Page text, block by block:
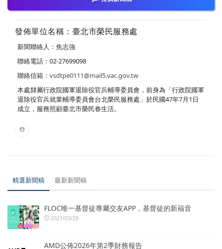
發佈單位名稱：臺北市榮民服務處
新聞聯絡人：焦志強
聯絡電話：02-27699098
聯絡信箱： vsdtpe0111@mail5.vac.gov.tw
本處隸屬行政院國軍退除役官兵輔導委員會，前身為「行政院國軍
退除役官兵就業輔導委員會台北榮民服務處」於民國47年7月1日
成立，服務照顧臺北市榮民眷生活。
精選新聞稿 最新新聞稿
FLOC唯一基督徒專屬交友APP，基督徒的新福音
2021/03/29
AMD公佈2026年第2季財務報告